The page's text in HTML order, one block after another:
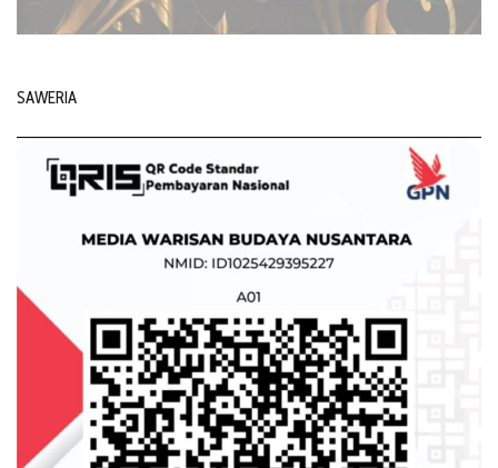
SAWERIA